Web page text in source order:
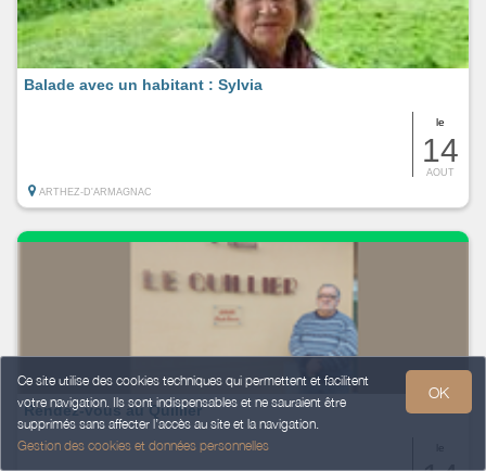
Ce site utilise des cookies techniques qui permettent et facilitent
votre navigation. Ils sont indispensables et ne sauraient être
supprimés sans affecter l’accès au site et la navigation.
Gestion des cookies et données personnelles
OK
le
14
AOUT
Balade avec un habitant : Sylvia
ARTHEZ-D'ARMAGNAC
Rendez-vous au Quillier